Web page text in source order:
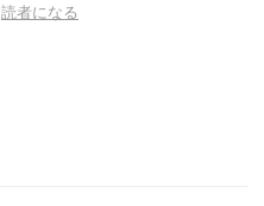
読者になる